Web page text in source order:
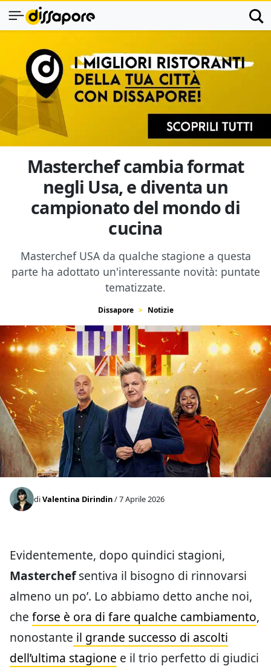
Masterchef cambia format
negli Usa, e diventa un
campionato del mondo di
cucina
Masterchef USA da qualche stagione a questa
parte ha adottato un'interessante novità: puntate
tematizzate.
Dissapore Notizie
diValentina Dirindin/ 7 Aprile 2026
Evidentemente, dopo quindici stagioni,
Masterchefsentiva il bisogno di rinnovarsi
almeno un po’. Lo abbiamo detto anche noi,
che forse è ora di fare qualche cambiamento,
nonostante il grande successo di ascolti
dell’ultima stagione e il trio perfetto di giudici